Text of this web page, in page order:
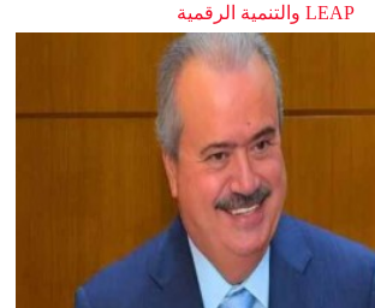
LEAP والتنمية الرقمية